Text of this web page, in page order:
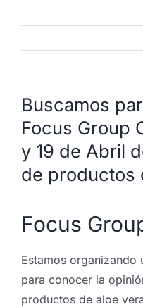
Buscamos
Focus Group
y 19 de Abril
de productos
Focus
Estamos organizando
para conocer la
productos de aloe